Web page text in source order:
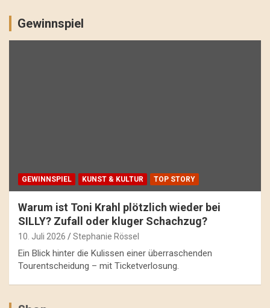
Gewinnspiel
GEWINNSPIEL KUNST & KULTUR TOP STORY
Warum ist Toni Krahl plötzlich wieder bei
SILLY? Zufall oder kluger Schachzug?
10. Juli 2026 Stephanie Rössel
Ein Blick hinter die Kulissen einer überraschenden
Tourentscheidung – mit Ticketverlosung.